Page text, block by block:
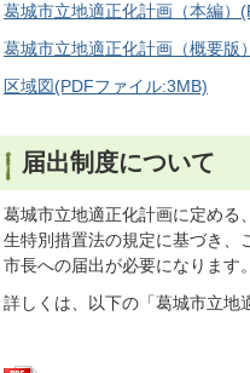
葛城市立地適正化計画（本編）
葛城市立地適正化計画（概要版
区域図(PDFファイル:3MB)
届出制度について
葛城市立地適正化計画に定める
生特別措置法の規定に基づき、
市長への届出が必要になります。
詳しくは、以下の「葛城市立地